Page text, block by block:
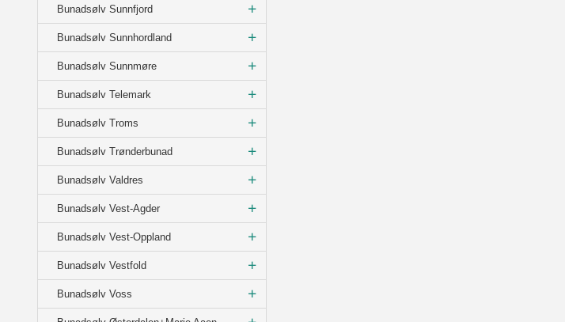
Bunadsølv Sunnfjord
Bunadsølv Sunnhordland
Bunadsølv Sunnmøre
Bunadsølv Telemark
Bunadsølv Troms
Bunadsølv Trønderbunad
Bunadsølv Valdres
Bunadsølv Vest-Agder
Bunadsølv Vest-Oppland
Bunadsølv Vestfold
Bunadsølv Voss